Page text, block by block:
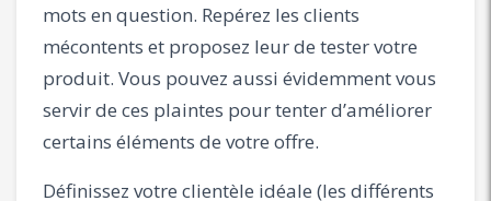
mots en question. Repérez les clients
mécontents et proposez leur de tester votre
produit. Vous pouvez aussi évidemment vous
servir de ces plaintes pour tenter d’améliorer
certains éléments de votre offre.
Définissez votre clientèle idéale (les différents